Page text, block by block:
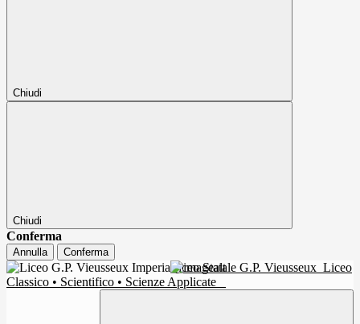
Chiudi
Chiudi
Conferma
Annulla Conferma
Liceo Statale G.P. Vieusseux Liceo
Classico • Scientifico • Scienze Applicate